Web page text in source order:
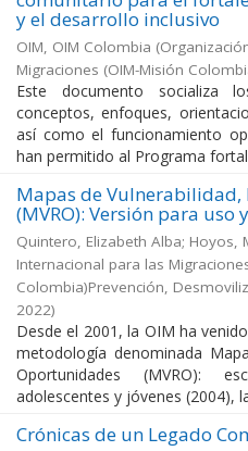
y el desarrollo inclusivo
OIM, OIM Colombia (
Migraciones (OIM-Misión
Este documento socializa
conceptos, enfoques,
así como el funcionamiento
han permitido al Programa
Mapas de Vulnerabilidad,
(MVRO): Versión para uso
Quintero, Elizabeth Alba; Hoyos,
Internacional para las
Colombia)Prevención,
2022)
Desde el 2001, la OIM ha
metodología denominada
Oportunidades (MVRO):
adolescentes y jóvenes (2004),
Crónicas de un Legado